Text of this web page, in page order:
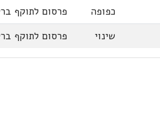
כפופה
פרסום לתוקף
שינוי פרסום לתוקף